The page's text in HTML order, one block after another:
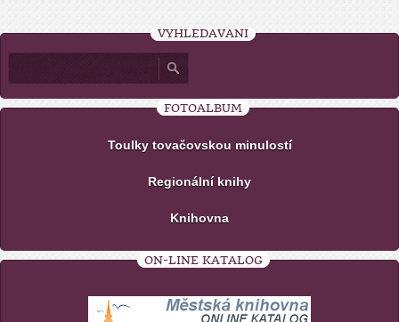
VYHLEDÁVÁNÍ
FOTOALBUM
Toulky tovačovskou minulostí
Regionální knihy
Knihovna
ON-LINE KATALOG